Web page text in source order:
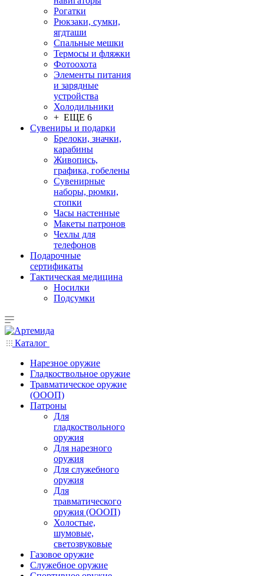
Рогатки
Рюкзаки, сумки,
ягдташи
Спальные мешки
Термосы и фляжки
Фотоохота
Элементы питания
и зарядные
устройства
Холодильники
+ ЕЩЕ 6
Сувениры и подарки
Брелоки, значки,
карабины
Живопись,
графика, гобелены
Сувенирные
наборы, рюмки,
стопки
Часы настенные
Макеты патронов
Чехлы для
телефонов
Подарочные
сертификаты
Тактическая медицина
Носилки
Подсумки
Каталог
Нарезное оружие
Гладкоствольное оружие
Травматическое оружие
(ОООП)
Патроны
Для
гладкоствольного
оружия
Для нарезного
оружия
Для служебного
оружия
Для
травматического
оружия (ОООП)
Холостые,
шумовые,
светозвуковые
Газовое оружие
Служебное оружие